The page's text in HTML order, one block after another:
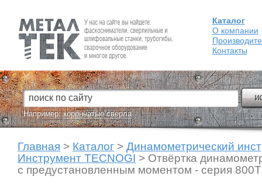
Fein — Профессиональный электроинструмент для обработки
металла.
Каталог
О компании
Контакты
Например:корончатые сверла
Главная > Каталог > Динамометрический
Инструмент TECNOGI > Отвёртка
с предустановленным моментом - серия 800T